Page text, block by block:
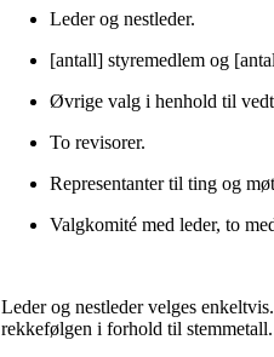
Leder og nestleder.
[antall] styremedlem og
Øvrige valg i henhold til
To revisorer.
Representanter til ting og
Valgkomité med leder, to
Leder og nestleder velges
rekkefølgen i forhold til stemmetall.